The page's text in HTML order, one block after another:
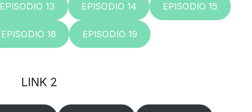
EPISODIO 13 EPISODIO 14 EPISODIO 15
EPISODIO 18 EPISODIO 19
LINK 2